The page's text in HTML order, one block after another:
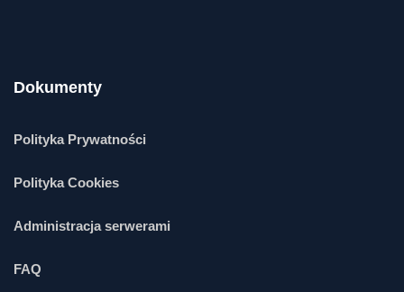
Dokumenty
Polityka Prywatności
Polityka Cookies
Administracja serwerami
FAQ